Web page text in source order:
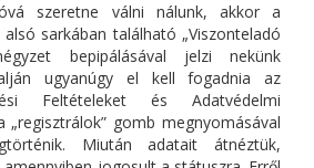
szeretne válni nálunk, akkor a
sarkában található „Viszonteladó
bepipálásával jelzi nekünk
ugyanúgy el kell fogadnia az
Feltételeket és Adatvédelmi
gomb megnyomásával
Miután adatait átnéztük,